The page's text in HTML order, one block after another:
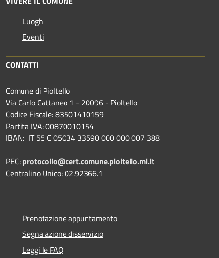
Luoghi
Eventi
CONTATTI
Comune di Pioltello
Via Carlo Cattaneo 1 - 20096 - Pioltello
Codice Fiscale: 83501410159
Partita IVA: 00870010154
IBAN: IT 55 C 05034 33590 000 000 007 388
PEC: protocollo@cert.comune.pioltello.mi.it
Centralino Unico: 02.92366.1
Prenotazione appuntamento
Segnalazione disservizio
Leggi le FAQ